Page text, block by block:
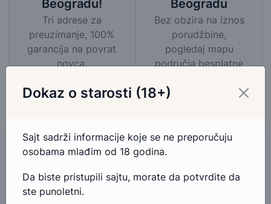
Beogradu!
Tri adrese za
preuzimanje, 100%
garancija na povrat
novca.
Beogradu
Bez obzira na iznos
porudžbine,
pogledaj mapu
područja besplatne
Imate pitanja u vezi ovog proizvoda?
Dokaz o starosti (18+)
Sajt sadrži informacije koje se ne preporučuju
osobama mlađim od 18 godina.
Da biste pristupili sajtu, morate da potvrdite da
ste punoletni.